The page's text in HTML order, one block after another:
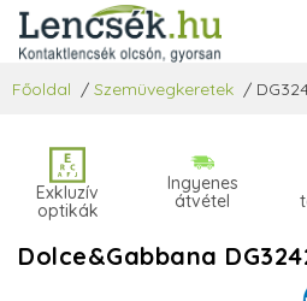
Főoldal / Szemüvegkeretek /
Exkluzív
optikák
Ingyenes
átvétel
Dolce&Gabbana